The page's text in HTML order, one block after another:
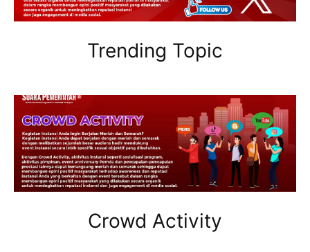
Trending Topic
Crowd Activity